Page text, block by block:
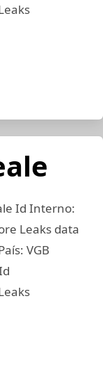
Id Interno:
Leaks data
VGB